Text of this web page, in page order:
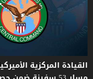
القيادة المركزية